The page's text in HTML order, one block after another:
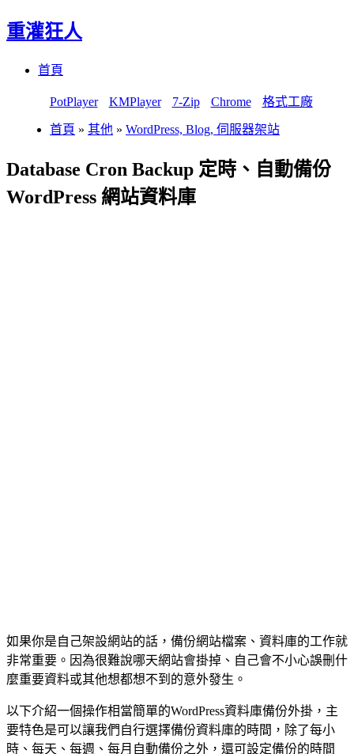
重灌狂人
首頁
PotPlayer KMPlayer 7-Zip Chrome 格式工廠
首頁 » 其他 » WordPress, Blog, 伺服器架站
Database Cron Backup 定時、自動備份
WordPress 網站資料庫
如果你是自己架設網站的話，備份網站檔案、資料庫的工作就
非常重要。因為很難說哪天網站會掛掉、自己會不小心誤刪什
麼重要資料或其他想都想不到的意外發生。
以下介紹一個操作相當簡單的WordPress資料庫備份外掛，主
要特色是可以讓我們自行選擇備份資料庫的時間，除了每小
時、每天、每週、每月自動備份之外，還可設定備份的時間